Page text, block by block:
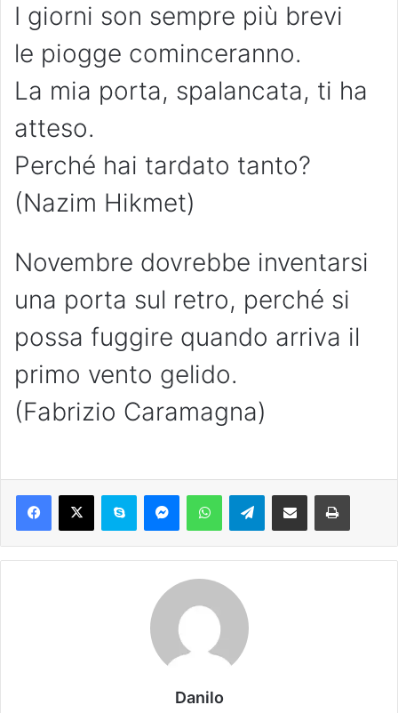
I giorni son sempre più brevi
le piogge cominceranno.
La mia porta, spalancata, ti ha
atteso.
Perché hai tardato tanto?
(Nazim Hikmet)
Novembre dovrebbe inventarsi
una porta sul retro, perché si
possa fuggire quando arriva il
primo vento gelido.
(Fabrizio Caramagna)
Danilo